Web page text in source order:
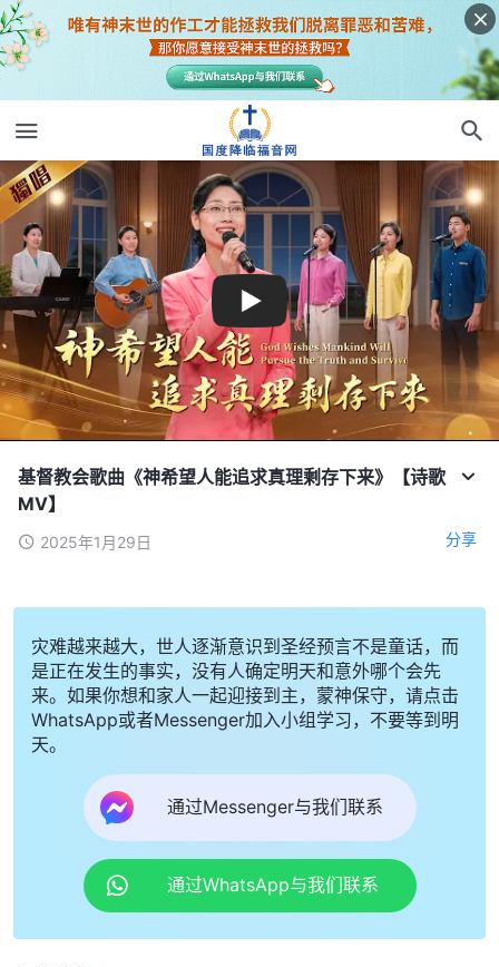
基督教会歌曲《神希望人能追求真理剩存下来》【诗歌
MV】
2025年1月29日 分享
灾难越来越大，世人逐渐意识到圣经预言不是童话，而
是正在发生的事实，没有人确定明天和意外哪个会先
来。如果你想和家人一起迎接到主，蒙神保守，请点击
WhatsApp或者Messenger加入小组学习，不要等到明
天。
通过Messenger与我们联系
通过WhatsApp与我们联系